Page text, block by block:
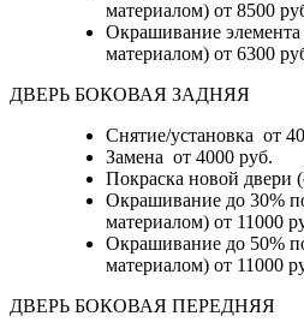
материалом) от 8500
Окрашивание
материалом) от 6300
ДВЕРЬ БОКОВАЯ ЗАДНЯЯ
Снятие/установка от
Замена от 4000 руб.
Покраска новой двери
Окрашивание до 30%
материалом) от 11000
Окрашивание до 50%
материалом) от 11000
ДВЕРЬ БОКОВАЯ ПЕРЕДНЯЯ